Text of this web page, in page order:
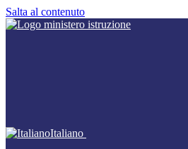
Salta al contenuto
Italiano